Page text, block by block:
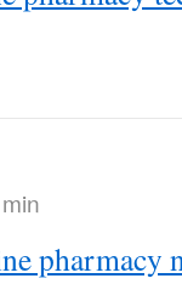
pharmacy